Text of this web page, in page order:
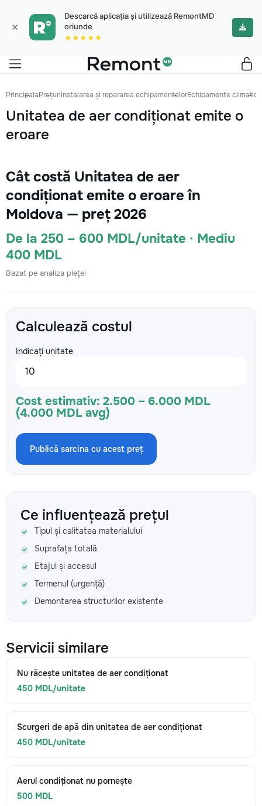
×
Descarcă aplicația și utilizează RemontMD
oriunde
★★★★★
PrincipalaPrețuriInstalarea și repararea echipamentelorEchipamente climatice
Unitatea de aer condiționat emite o
eroare
Cât costă Unitatea de aer
condiționat emite o eroare în
Moldova — preț 2026
De la 250 – 600 MDL/unitate · Mediu
400 MDL
Bazat pe analiza pieței
Calculează costul
Indicați unitate
Cost estimativ: 2.500 – 6.000 MDL
(4.000 MDL avg)
Publică sarcina cu acest preț
Ce influențează prețul
Tipul și calitatea materialului
Suprafața totală
Etajul și accesul
Termenul (urgență)
Demontarea structurilor existente
Servicii similare
Nu răcește unitatea de aer condiționat
450 MDL/unitate
Scurgeri de apă din unitatea de aer condiționat
450 MDL/unitate
Aerul condiționat nu pornește
500 MDL